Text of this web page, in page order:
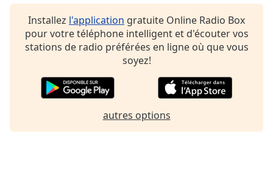
Installez l'application gratuite Online Radio Box
pour votre téléphone intelligent et d'écouter vos
stations de radio préférées en ligne où que vous
soyez!
autres options